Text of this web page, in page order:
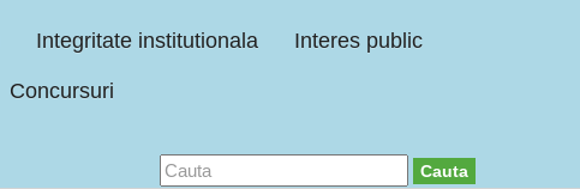
Integritate institutionala Interes public
Concursuri
Cauta